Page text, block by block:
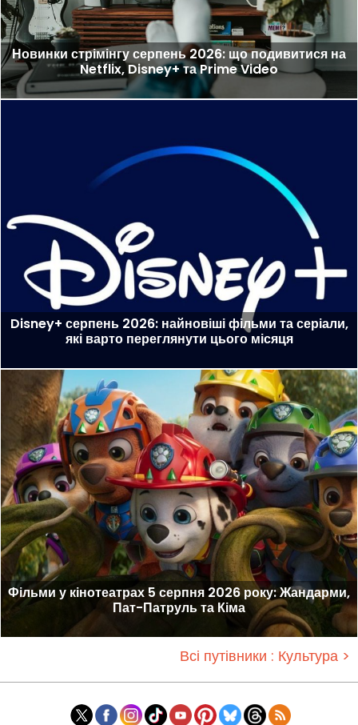
Новинки стрімінгу серпень 2026: що подивитися на
Netflix, Disney+ та Prime Video
Disney+ серпень 2026: найновіші фільми та серіали,
які варто переглянути цього місяця
Фільми у кінотеатрах 5 серпня 2026 року: Жандарми,
Пат-Патруль та Кіма
Всі путівники : Культура >